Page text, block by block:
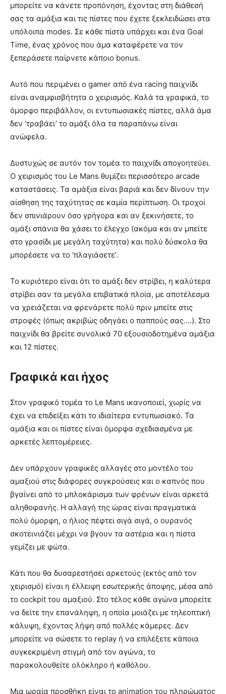
μπορείτε να κάνετε προπόνηση, έχοντας στη διάθεσή
σας τα αμάξια και τις πίστες που έχετε ξεκλειδώσει στα
υπόλοιπα modes. Σε κάθε πίστα υπάρχει και ένα Goal
Time, ένας χρόνος που άμα καταφέρετε να τον
ξεπεράσετε παίρνετε κάποιο bonus.
Αυτό που περιμένει ο gamer από ένα racing παιχνίδι
είναι αναμφισβήτητα ο χειρισμός. Καλά τα γραφικά, το
όμορφο περιβάλλον, οι εντυπωσιακές πίστες, αλλά άμα
δεν ‘τραβάει’ το αμάξι όλα τα παραπάνω είναι
ανώφελα.
Δυστυχώς σε αυτόν τον τομέα το παιχνίδι απογοητεύει.
Ο χειρισμός του Le Mans θυμίζει περισσότερο arcade
καταστάσεις. Τα αμάξια είναι βαριά και δεν δίνουν την
αίσθηση της ταχύτητας σε καμία περίπτωση. Οι τροχοί
δεν σπινιάρουν όσο γρήγορα και αν ξεκινήσετε, το
αμάξι σπάνια θα χάσει το έλεγχο (ακόμα και αν μπείτε
στο γρασίδι με μεγάλη ταχύτητα) και πολύ δύσκολα θα
μπορέσετε να το ‘πλαγιάσετε’.
Το κυριότερο είναι ότι το αμάξι δεν στρίβει, η καλύτερα
στρίβει σαν τα μεγάλα επιβατικά πλοία, με αποτέλεσμα
να χρειάζεται να φρενάρετε πολύ πριν μπείτε στις
στροφές (όπως ακριβώς οδηγάει ο παππούς σας….). Στο
παιχνίδι θα βρείτε συνολικά 70 εξουσιοδοτημένα αμάξια
και 12 πίστες.
Γραφικά και ήχος
Στον γραφικό τομέα το Le Mans ικανοποιεί, χωρίς να
έχει να επιδείξει κάτι το ιδιαίτερα εντυπωσιακό. Τα
αμάξια και οι πίστες είναι όμορφα σχεδιασμένα με
αρκετές λεπτομέρειες.
Δεν υπάρχουν γραφικές αλλαγές στο μοντέλο του
αμαξιού στις διάφορες συγκρούσεις και ο καπνός που
βγαίνει από το μπλοκάρισμα των φρένων είναι αρκετά
αληθοφανής. Η αλλαγή της ώρας είναι πραγματικά
πολύ όμορφη, ο ήλιος πέφτει σιγά σιγά, ο ουρανός
σκοτεινιάζει μέχρι να βγουν τα αστέρια και η πίστα
γεμίζει με φώτα.
Κάτι που θα δυσαρεστήσει αρκετούς (εκτός από τον
χειρισμό) είναι η έλλειψη εσωτερικής άποψης, μέσα από
το cockpit του αμαξιού. Στο τέλος κάθε αγώνα μπορείτε
να δείτε την επανάληψη, η οποία μοιάζει με τηλεοπτική
κάλυψη, έχοντας λήψη από πολλές κάμερες. Δεν
μπορείτε να σώσετε το replay ή να επιλέξετε κάποια
συγκεκριμένη στιγμή από τον αγώνα, το
παρακολουθείτε ολόκληρο ή καθόλου.
Μια ωραία προσθήκη είναι το animation του πληρώματος